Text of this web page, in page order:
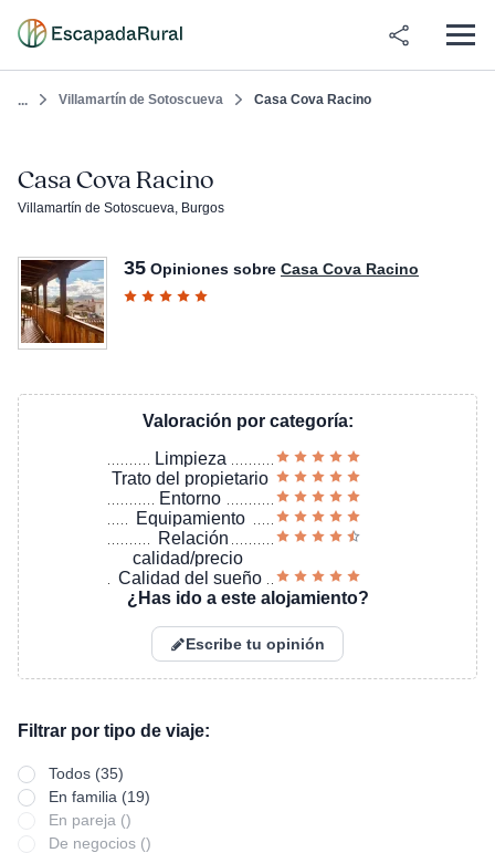
... Villamartín de Sotoscueva Casa Cova Racino
Casa Cova Racino
Villamartín de Sotoscueva, Burgos
35 Opiniones sobre Casa Cova Racino
Valoración por categoría:
Limpieza
Trato del propietario
Entorno
Equipamiento
Relación
calidad/precio
Calidad del sueño
¿Has ido a este alojamiento?
Escribe tu opinión
Filtrar por tipo de viaje:
Todos (35)
En familia (19)
En pareja ()
De negocios ()